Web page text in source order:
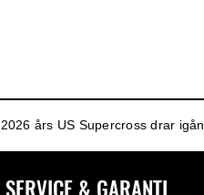
2026 års US Supercross drar
SERVICE & GARANTI